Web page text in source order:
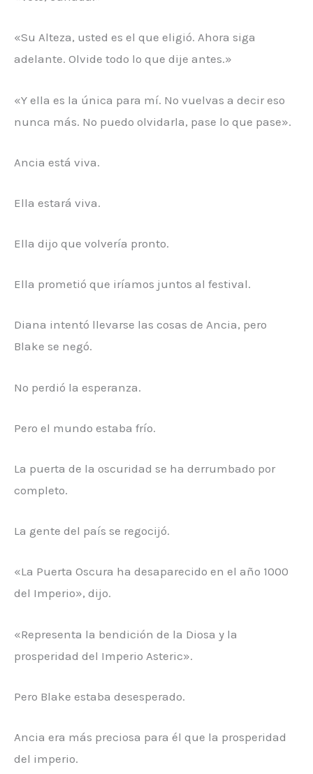
«Su Alteza, usted es el que eligió. Ahora siga
adelante. Olvide todo lo que dije antes.»
«Y ella es la única para mí. No vuelvas a decir eso
nunca más. No puedo olvidarla, pase lo que pase».
Ancia está viva.
Ella estará viva.
Ella dijo que volvería pronto.
Ella prometió que iríamos juntos al festival.
Diana intentó llevarse las cosas de Ancia, pero
Blake se negó.
No perdió la esperanza.
Pero el mundo estaba frío.
La puerta de la oscuridad se ha derrumbado por
completo.
La gente del país se regocijó.
«La Puerta Oscura ha desaparecido en el año 1000
del Imperio», dijo.
«Representa la bendición de la Diosa y la
prosperidad del Imperio Asteric».
Pero Blake estaba desesperado.
Ancia era más preciosa para él que la prosperidad
del imperio.